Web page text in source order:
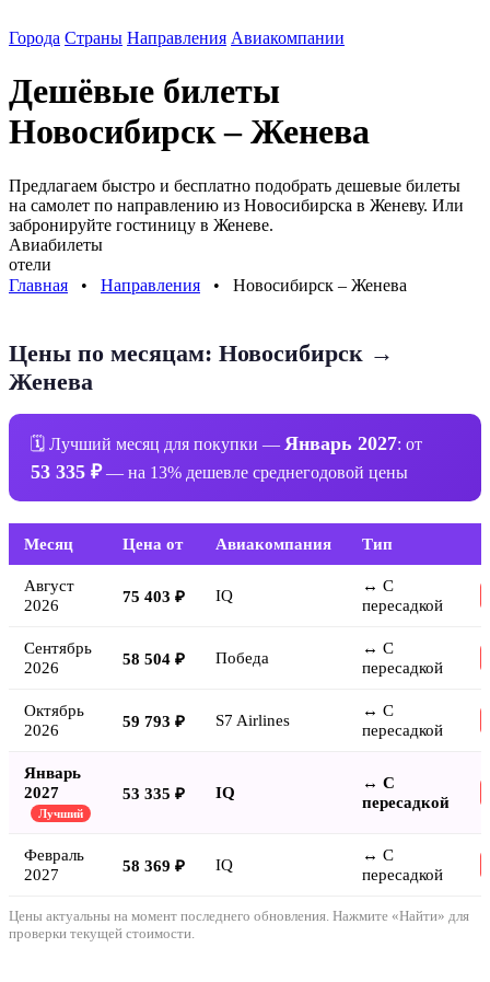
Города Страны Направления Авиакомпании
Дешёвые билеты
Новосибирск – Женева
Предлагаем быстро и бесплатно подобрать дешевые билеты
на самолет по направлению из Новосибирска в Женеву. Или
забронируйте гостиницу в Женеве.
Авиабилеты
отели
Главная ⠀•⠀ Направления ⠀•⠀ Новосибирск – Женева
Цены по месяцам: Новосибирск →
Женева
🗓 Лучший месяц для покупки — Январь 2027: от
53 335 ₽— на 13% дешевле среднегодовой цены
Месяц Цена от Авиакомпания Тип
Август
2026
75 403 ₽ IQ
↔ С
пересадкой
Сентябрь
2026
58 504 ₽ Победа
↔ С
пересадкой
Октябрь
2026
59 793 ₽ S7 Airlines
↔ С
пересадкой
Январь
2027
Лучший
53 335 ₽ IQ
↔ С
пересадкой
Февраль
2027
58 369 ₽ IQ
↔ С
пересадкой
Цены актуальны на момент последнего обновления. Нажмите «Найти» для
проверки текущей стоимости.